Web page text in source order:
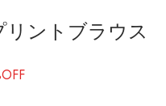
ントブラウス